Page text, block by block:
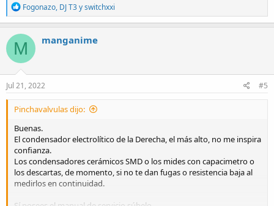
R
e
a
c
t
i
o
n
s
Fogonazo, DJ T3yswitchxxi
M manganime
Jul 21, 2022 #5
Pinchavalvulas dijo:
Buenas.
El condensador electrolítico de la Derecha, el más alto, no me inspira
confianza.
Los condensadores cerámicos SMD o los mides con capacimetro o
los descartas, de momento, si no te dan fugas o resistencia baja al
medirlos en continuidad.